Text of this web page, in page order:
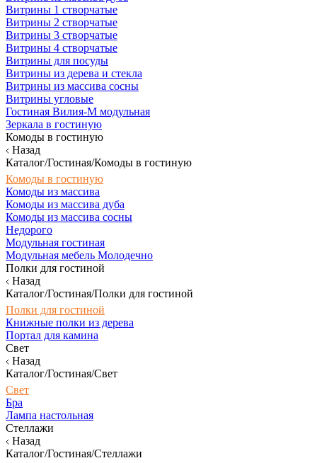
Витрины 1 створчатые
Витрины 2 створчатые
Витрины 3 створчатые
Витрины 4 створчатые
Витрины для посуды
Витрины из дерева и стекла
Витрины из массива сосны
Витрины угловые
Гостиная Вилия-М модульная
Зеркала в гостиную
Комоды в гостиную
Назад
Каталог/Гостиная/Комоды в гостиную
Комоды в гостиную
Комоды из массива
Комоды из массива дуба
Комоды из массива сосны
Недорого
Модульная гостиная
Модульная мебель Молодечно
Полки для гостиной
Назад
Каталог/Гостиная/Полки для гостиной
Полки для гостиной
Книжные полки из дерева
Портал для камина
Свет
Назад
Каталог/Гостиная/Свет
Свет
Бра
Лампа настольная
Стеллажи
Назад
Каталог/Гостиная/Стеллажи